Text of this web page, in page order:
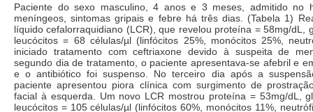
Paciente do sexo masculino, 4 anos e 3 meses, admitido no
meníngeos, sintomas gripais e febre há três dias. (Tabela 1)
líquido cefalorraquidiano (LCR), que revelou proteína = 58mg/dL,
leucócitos = 68 células/µl (linfócitos 25%, monócitos 25%,
iniciado tratamento com ceftriaxone devido à suspeita de
segundo dia de tratamento, o paciente apresentava-se afebril e
e o antibiótico foi suspenso. No terceiro dia após a
paciente apresentou piora clínica com surgimento de
facial à esquerda. Um novo LCR mostrou proteína = 53mg/dL,
leucócitos = 105 células/µl (linfócitos 60%, monócitos 11%,